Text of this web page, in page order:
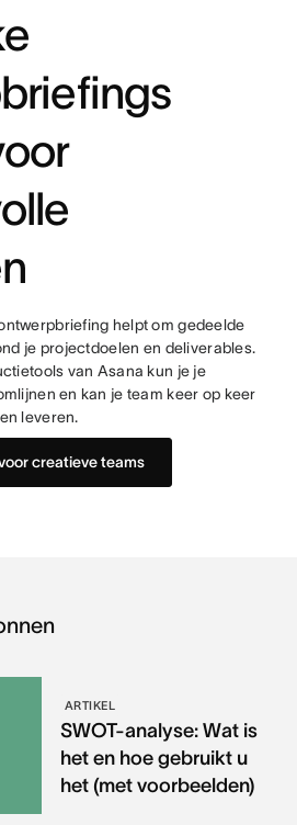
helpt om gedeelde
je projectdoelen en deliverables.
van Asana kun je je
en kan je team keer op keer
leveren.
creatieve teams
ARTIKEL
SWOT-analyse: Wat is
het en hoe gebruikt u
het (met voorbeelden)